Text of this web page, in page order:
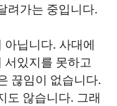
려가는 중입니다.
닙니다. 사대에
서있지를 못하고
끊임이 없습니다.
도 않습니다. 그래